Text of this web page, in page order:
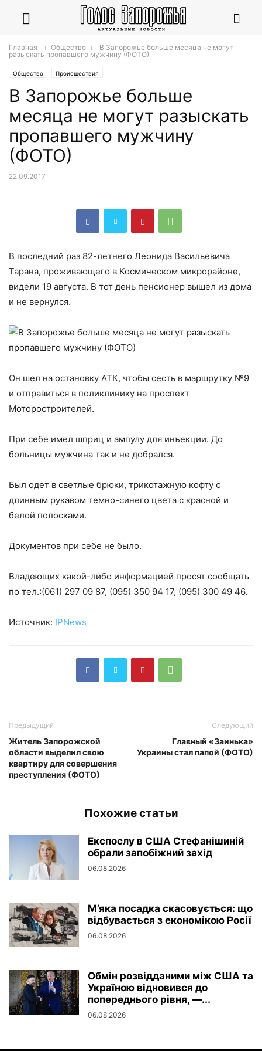
Главная Общество
В Запорожье больше месяца не могут
разыскать пропавшего мужчину (ФОТО)
Общество Происшествия
В Запорожье больше
месяца не могут разыскать
пропавшего мужчину
(ФОТО)
22.09.2017
В последний раз 82-летнего Леонида Васильевича
Тарана, проживающего в Космическом микрорайоне,
видели 19 августа. В тот день пенсионер вышел из дома
и не вернулся.
Он шел на остановку АТК, чтобы сесть в маршрутку №9
и отправиться в поликлинику на проспект
Моторостроителей.
При себе имел шприц и ампулу для инъекции. До
больницы мужчина так и не добрался.
Был одет в светлые брюки, трикотажную кофту с
длинным рукавом темно-синего цвета с красной и
белой полосками.
Документов при себе не было.
Владеющих какой-либо информацией просят сообщать
по тел.:(061) 297 09 87, (095) 350 94 17, (095) 300 49 46.
Источник: IPNews
Предыдущий
Житель Запорожской
области выделил свою
квартиру для совершения
преступления (ФОТО)
Следующий
Главный «Заинька»
Украины стал папой (ФОТО)
Похожие статьи
Експослу в США Стефанішиній
обрали запобіжний захід
06.08.2026
М’яка посадка скасовується: що
відбувається з економікою Росії
06.08.2026
Обмін розвідданими між США та
Україною відновився до
попереднього рівня, —...
06.08.2026